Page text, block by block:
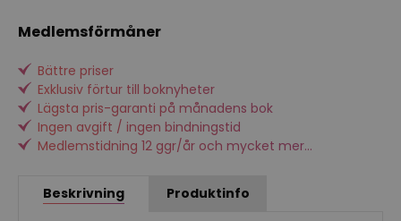
Medlemsförmåner
Bättre priser
Exklusiv förtur till boknyheter
Lägsta pris-garanti på månadens bok
Ingen avgift / ingen bindningstid
Medlemstidning 12 ggr/år och mycket mer...
Beskrivning Produktinfo